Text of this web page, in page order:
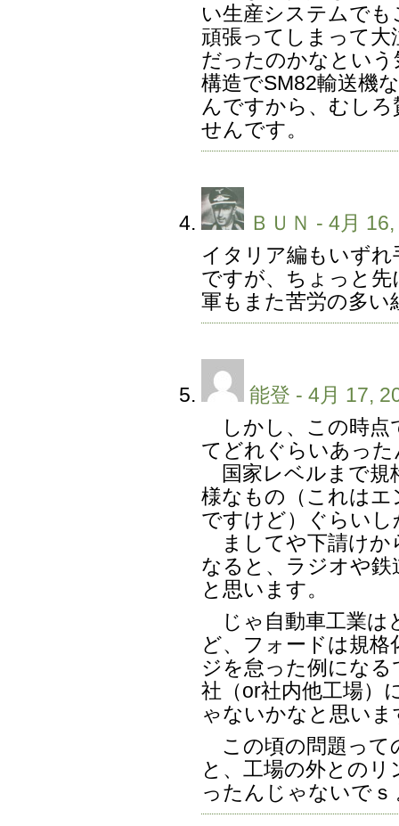
い生産システムで
頑張ってしまって
だったのかなとい
構造でSM82輸送機
んですから、むし
せんです。
ＢＵＮ - 4月
イタリア編もいず
ですが、ちょっと
軍もまた苦労の多い
能登 - 4月 17,
しかし、この時点
てどれぐらいあっ
国家レベルまで規
様なもの（これは
ですけど）ぐらい
ましてや下請けか
なると、ラジオや鉄
と思います。
じゃ自動車工業は
ど、フォードは規
ジを怠った例にな
社（or社内他工場）
ゃないかなと思いま
この頃の問題って
と、工場の外との
ったんじゃないでｓ